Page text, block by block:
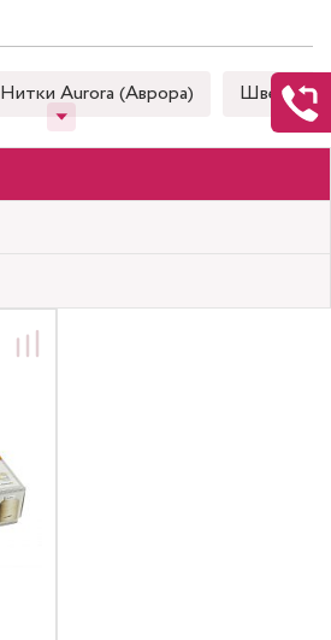
Нитки Aurora (Аврора) Швейные